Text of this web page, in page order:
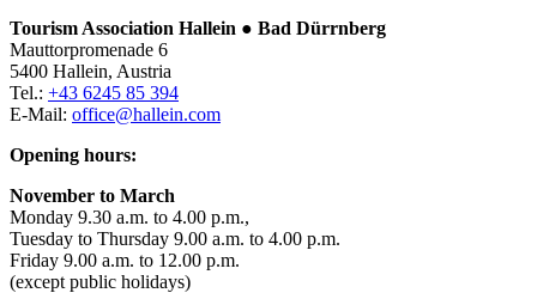
Tourism Association Hallein ● Bad Dürrnberg
Mauttorpromenade 6
5400 Hallein, Austria
Tel.: +43 6245 85 394
E-Mail: office@hallein.com
Opening hours:
November to March
Monday 9.30 a.m. to 4.00 p.m.,
Tuesday to Thursday 9.00 a.m. to 4.00 p.m.
Friday 9.00 a.m. to 12.00 p.m.
(except public holidays)